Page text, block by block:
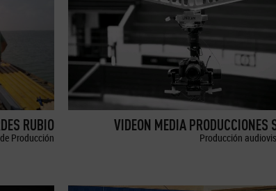
RUBIO
Producción
VIDEON MEDIA PRODUCCIONES
Producción